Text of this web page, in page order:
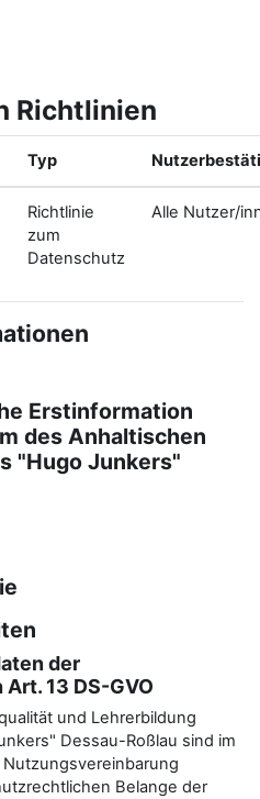
Richtlinien
Typ
Richtlinie
zum
Datenschutz
Alle Nutzer/
Erstinformation
des Anhaltischen
"Hugo Junkers"
der
13 DS-GVO
und Lehrerbildung
Dessau-Roßlau sind im
Belange der